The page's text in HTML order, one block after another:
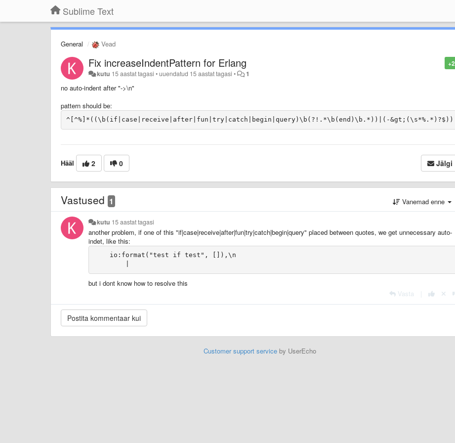
Sublime Text
General Vead
+2
Fix increaseIndentPattern for Erlang
kutu 15 aastat tagasi •uuendatud 15 aastat tagasi • 1
no auto-indent after "->\n"
pattern should be:
Hääl 2 0 Jälgi
Vastused 1 Vanemad enne
kutu 15 aastat tagasi
another problem, if one of this "if|case|receive|after|fun|try|catch|begin|query" placed between quotes, we get unnecessary auto-
indet, like this:
    io:format("test if test", []),\n
but i dont know how to resolve this
Vasta
Customer support serviceby UserEcho